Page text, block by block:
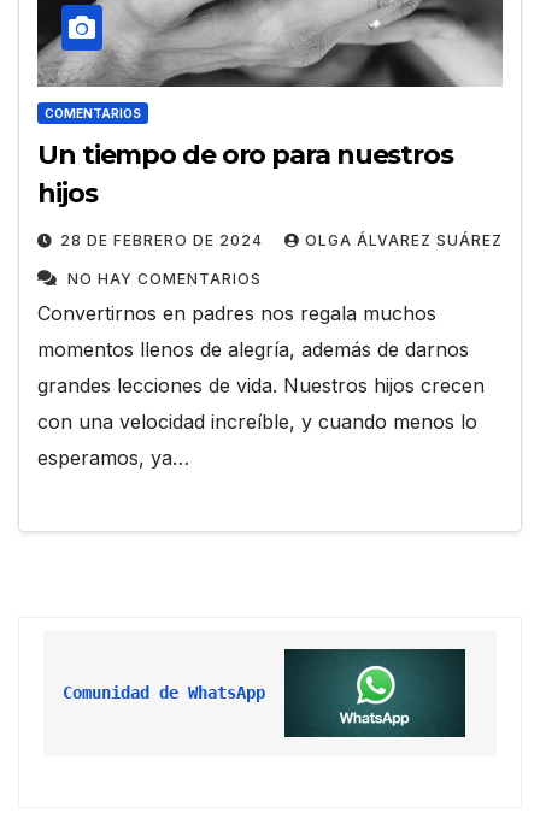
COMENTARIOS
Un tiempo de oro para nuestros
hijos
28 DE FEBRERO DE 2024 OLGA ÁLVAREZ SUÁREZ
NO HAY COMENTARIOS
Convertirnos en padres nos regala muchos
momentos llenos de alegría, además de darnos
grandes lecciones de vida. Nuestros hijos crecen
con una velocidad increíble, y cuando menos lo
esperamos, ya…
Comunidad de WhatsApp